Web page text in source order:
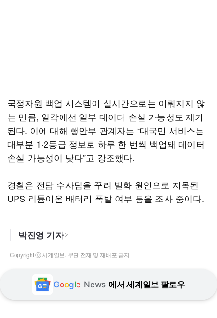
국정자원 백업 시스템이 실시간으로는 이뤄지지 않
는 만큼, 일각에선 일부 데이터 손실 가능성도 제기
된다. 이에 대해 행안부 관계자는 “대국민 서비스는
대부분 1·2등급 정보로 하루 한 번씩 백업돼 데이터
손실 가능성이 낮다”고 강조했다.
경찰은 전담 수사팀을 꾸려 발화 원인으로 지목된
UPS 리튬이온 배터리 폭발 여부 등을 조사 중이다.
박진영 기자
Copyright ⓒ 세계일보. 무단 전재 및 재배포 금지
Google News 에서 세계일보 팔로우